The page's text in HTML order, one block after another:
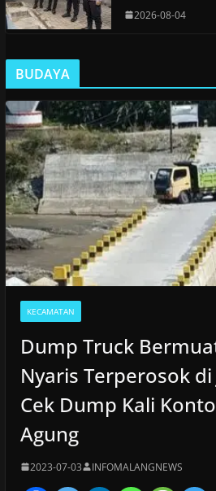
2026-08-04
BUDAYA
KECAMATAN
Dump Truck
Nyaris Terperosok
Cek Dump Kali
Agung
2023-07-03 INFOMALANGNEWS